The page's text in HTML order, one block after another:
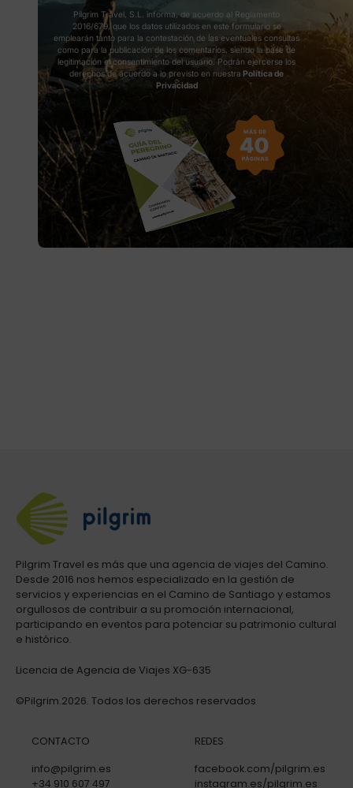
Pilgrim Travel, S.L. informa, de acuerdo al Reglamento
2016/679, que los datos utilizados en este formulario se
emplearán tanto para la contestación de las eventuales consultas
como para la publicación de los comentarios, siendo la base de
legitimación el consentimiento del usuario. Podrán ejercerse los
derechos de acuerdo a lo previsto en nuestra Política de
Privacidad
Pilgrim Travel es más que una agencia de viajes del Camino.
Desde 2016 nos hemos especializado en la gestión de
servicios y experiencias en el Camino de Santiago y estamos
orgullosos de contribuir a su promoción internacional,
participando en eventos para potenciar su patrimonio cultural
e histórico.
Licencia de Agencia de Viajes XG-635
©Pilgrim.2026. Todos los derechos reservados
CONTACTO
info@pilgrim.es
+34 910 607 497
REDES
facebook.com/pilgrim.es
instagram.es/pilgrim.es